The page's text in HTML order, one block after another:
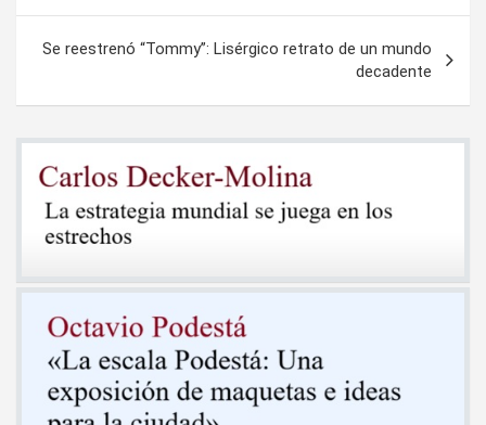
entradas
Se reestrenó “Tommy”: Lisérgico retrato de un mundo
decadente